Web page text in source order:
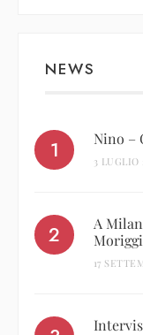
NEWS
Nino –
3 LUGLIO
A
Moriggi
17